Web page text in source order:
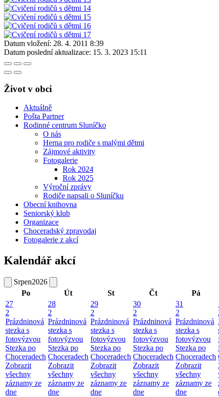
Datum vložení: 28. 4. 2011 8:39
Datum poslední aktualizace: 15. 3. 2023 15:11
Život v obci
Aktuálně
Pošta Partner
Rodinné centrum Sluníčko
O nás
Herna pro rodiče s malými dětmi
Zájmové aktivity
Fotogalerie
Rok 2024
Rok 2025
Výroční zprávy
Rodiče napsali o Sluníčku
Obecní knihovna
Seniorský klub
Organizace
Choceradský zpravodaj
Fotogalerie z akcí
Kalendář akcí
Srpen2026
Po
Út St Čt
Pá
27
2
Prázdninová
stezka s
fotovýzvou
Stezka po
Choceradech
Zobrazit
všechny
záznamy ze
dne
28
2
Prázdninová
stezka s
fotovýzvou
Stezka po
Choceradech
Zobrazit
všechny
záznamy ze
dne
29
2
Prázdninová
stezka s
fotovýzvou
Stezka po
Choceradech
Zobrazit
všechny
záznamy ze
dne
30
2
Prázdninová
stezka s
fotovýzvou
Stezka po
Choceradech
Zobrazit
všechny
záznamy ze
dne
31
2
Prázdninová
stezka s
fotovýzvou
Stezka po
Choceradech
Zobrazit
všechny
záznamy ze
dne